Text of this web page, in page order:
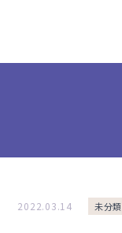
2022.03.14 未分類